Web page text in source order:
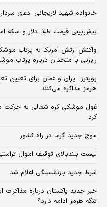
خانواده شهید لاریجانی ادعای
پیش‌بینی قیمت طلا، دلار و سکه امروز
واکنش ارتش آمریکا به پرتاب
رایزنی با متحدان درباره پرتاب
هرمز مذاکره می‌کنند
غول موشکی کره شمالی به حرکت
کرد
موج جدید گرما در راه کشور
لیست بلندبالای توقیف اموال
شرط جدید بازنشستگی اعلام شد
خبر جدید پاکستان درباره مذاکرات
تنگه هرمز ادامه دارد؟